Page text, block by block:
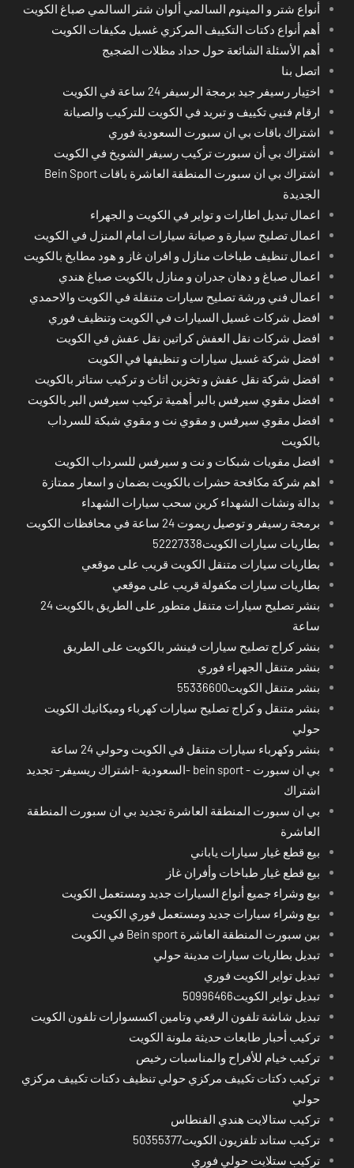
أنواع شتر و المينوم السالمي ألوان شتر السالمي صباغ الكويت
أهم أنواع دكتات التكييف المركزي غسيل مكيفات الكويت
أهم الأسئلة الشائعة حول حداد مظلات الضجيج
اتصل بنا
اختِيار رسيفر جيد برمجة الرسيفر 24 ساعة في الكويت
ارقام فنيي تكييف و تبريد في الكويت للتركيب والصيانة
اشتراك باقات بي ان سبورت السعودية فوري
اشتراك بي أن سبورت تركيب رسيفر الشويخ في الكويت
اشتراك بي ان سبورت المنطقة العاشرة باقات Bein Sport
الجديدة
اعمال تبديل اطارات و تواير في الكويت و الجهراء
اعمال تصليح سيارة و صيانة سيارات امام المنزل في الكويت
اعمال تنظيف طباخات منازل و افران غاز و هود مطابخ بالكويت
اعمال صباغ و دهان جدران و منازل بالكويت صباغ هندي
اعمال فني ورشة تصليح سيارات متنقلة في الكويت والاحمدي
افضل شركات غسيل السيارات في الكويت وتنظيف فوري
افضل شركات نقل العفش كراتين نقل عفش في الكويت
افضل شركة غسيل سيارات و تنظيفها في الكويت
افضل شركة نقل عفش و تخزين اثاث و تركيب ستائر بالكويت
افضل مقوي سيرفس بالبر أهمية تركيب سيرفس البر بالكويت
افضل مقوي سيرفس و مقوي نت و مقوي شبكة للسرداب
بالكويت
افضل مقويات شبكات و نت و سيرفس للسرداب الكويت
اهم شركة مكافحة حشرات بالكويت بضمان و اسعار ممتازة
بدالة ونشات الشهداء كرين سحب سيارات الشهداء
برمجة رسيفر و توصيل ريموت 24 ساعة في محافظات الكويت
بطاريات سيارات الكويت52227338
بطاريات سيارات متنقل الكويت قريب على موقعي
بطاريات سيارات مكفولة قريب على موقعي
بنشر تصليح سيارات متنقل متطور على الطريق بالكويت 24
ساعة
بنشر كراج تصليح سيارات فينشر بالكويت على الطريق
بنشر متنقل الجهراء فوري
بنشر متنقل الكويت55336600
بنشر متنقل و كراج تصليح سيارات كهرباء وميكانيك الكويت
حولي
بنشر وكهرباء سيارات متنقل في الكويت وحولي 24 ساعة
بي ان سبورت - bein sport -السعودية -اشتراك ريسيفر- تجديد
اشتراك
بي ان سبورت المنطقة العاشرة تجديد بي ان سبورت المنطقة
العاشرة
بيع قطع غيار سيارات ياباني
بيع قطع غيار طباخات وأفران غاز
بيع وشراء جميع أنواع السيارات جديد ومستعمل الكويت
بيع وشراء سيارات جديد ومستعمل فوري الكويت
بين سبورت المنطقة العاشرة Bein sport في الكويت
تبديل بطاريات سيارات مدينة حولي
تبديل تواير الكويت فوري
تبديل تواير الكويت50996466
تبديل شاشة تلفون الرقعي وتامين اكسسوارات تلفون الكويت
تركيب أحبار طابعات حديثة ملونة الكويت
تركيب خيام للأفراح والمناسبات رخيص
تركيب دكتات تكييف مركزي حولي تنظيف دكتات تكييف مركزي
حولي
تركيب ستالايت هندي الفنطاس
تركيب ستاند تلفزيون الكويت50355377
تركيب ستلايت حولي فوري